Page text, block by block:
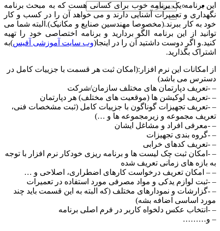
این برنامه یک برنامه خوب برای کسانی هست که به مبحث برنامه
نگهداری و تعمیرات آشنایی دارند و می خواهد آن را در کسب و کار
خود به کار ببرند.(مخصوصا مهندسین صنایع و مکانیک).البته شما می
توانید از این برنامه الگو بردارید و برنامه اختصاصی خود را تهیه
کنید.و اگر دوست داشتید آن را در اینجا(وب سایت آموزشی آفیس)به
اشتراک بگذارید.
از امکانات این نرم افزار:(امکان ثبت هر قسمت با جزییات کامل در
دسترس می باشد)
– -تعریف دپارتمان های مختلف سازمان/شرکت
– -تعریف لوکیشن ها (موقعیت های مختلف) هر دپارتمان
– -تعریف تجهیزات گوناگون با جزییات کامل (ثبت مشخصات فنی،
تعریف مجموعه و زیرمجموعه ها و …)
– -معرفی افراد و مشاغل ایشان
– -گروه بندی تجهیزات
– -تعریف کدهای خرابی
– -امکان ثبت چک لیست ها و برنامه ریزی خودکار نرم افزار با توجه
به بازه های زمانی تعریف شده
– – امکان تعریف درخواست کارهای اضطراری، اصلاحی و …
– -ثبت لوازم یدکی و مواد مصرفی مورد استفاده در تعمیرات
– -گزارشات و نمودارهای مختلف (که البته به این قسمت باید چند
مورد اساسی اضافه بشه)
– -انتخاب عکس دلخواه کاربر در فرم اصلی برنامه
– و………